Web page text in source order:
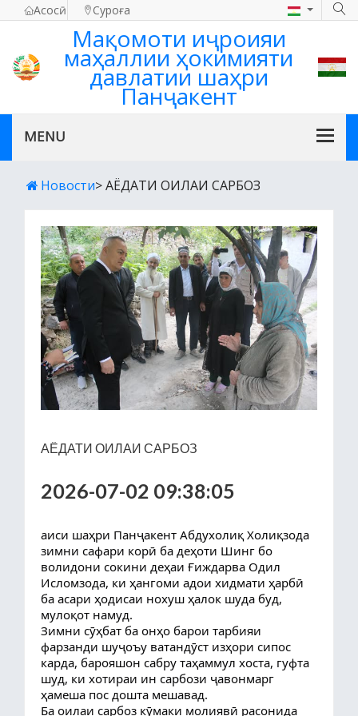
Асосӣ Суроға
Мақомоти иҷроияи
маҳаллии ҳокимияти
давлатии шаҳри
Панҷакент
Новости> АЁДАТИ ОИЛАИ САРБОЗ
АЁДАТИ ОИЛАИ САРБОЗ
2026-07-02 09:38:05
аиси шаҳри Панҷакент Абдухолиқ Холиқзода
зимни сафари корӣ ба деҳоти Шинг бо
волидони сокини деҳаи Ғиждарва Одил
Исломзода, ки ҳангоми адои хидмати ҳарбӣ
ба асари ҳодисаи нохуш ҳалок шуда буд,
мулоқот намуд.
Зимни сӯҳбат ба онҳо барои тарбияи
фарзанди шуҷоъу ватандӯст изҳори сипос
карда, барояшон сабру таҳаммул хоста, гуфта
шуд, ки хотираи ин сарбози ҷавонмарг
ҳамеша пос дошта мешавад.
Ба оилаи сарбоз кӯмаки молиявӣ расонида